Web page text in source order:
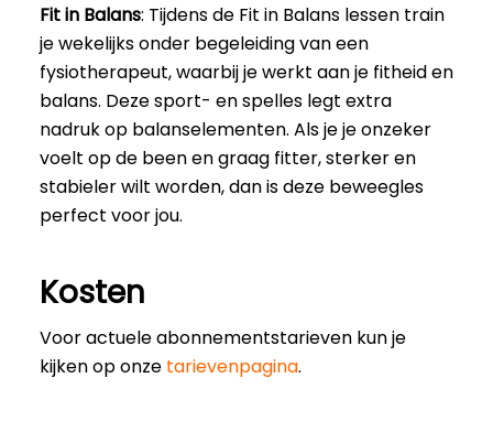
Fit in Balans: Tijdens de Fit in Balans lessen train
je wekelijks onder begeleiding van een
fysiotherapeut, waarbij je werkt aan je fitheid en
balans. Deze sport- en spelles legt extra
nadruk op balanselementen. Als je je onzeker
voelt op de been en graag fitter, sterker en
stabieler wilt worden, dan is deze beweegles
perfect voor jou.
Kosten
Voor actuele abonnementstarieven kun je
kijken op onze tarievenpagina.